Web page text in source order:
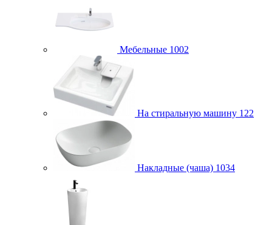
Мебельные 1002
На стиральную машину 122
Накладные (чаша) 1034